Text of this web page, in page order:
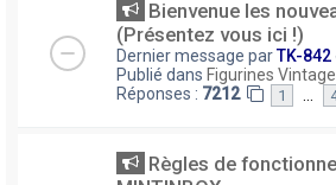
Bienvenue les
(Présentez vous ici !)
Dernier message parTK-842
Publié dans Figurines
Réponses : 7212 1 …
Règles de